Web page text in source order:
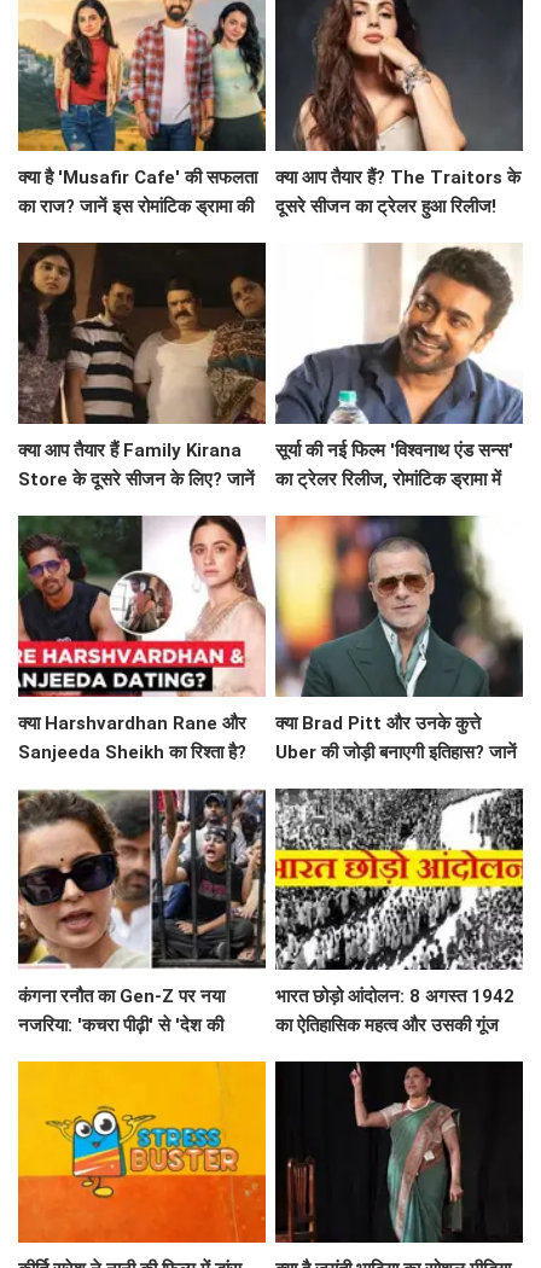
क्या है 'Musafir Cafe' की सफलता
का राज? जानें इस रोमांटिक ड्रामा की
क्या आप तैयार हैं? The Traitors के
दूसरे सीजन का ट्रेलर हुआ रिलीज!
क्या आप तैयार हैं Family Kirana
Store के दूसरे सीजन के लिए? जानें
सूर्या की नई फिल्म 'विश्वनाथ एंड सन्स'
का ट्रेलर रिलीज, रोमांटिक ड्रामा में
क्या Harshvardhan Rane और
Sanjeeda Sheikh का रिश्ता है?
क्या Brad Pitt और उनके कुत्ते
Uber की जोड़ी बनाएगी इतिहास? जानें
कंगना रनौत का Gen-Z पर नया
नजरिया: 'कचरा पीढ़ी' से 'देश की
भारत छोड़ो आंदोलन: 8 अगस्त 1942
का ऐतिहासिक महत्व और उसकी गूंज